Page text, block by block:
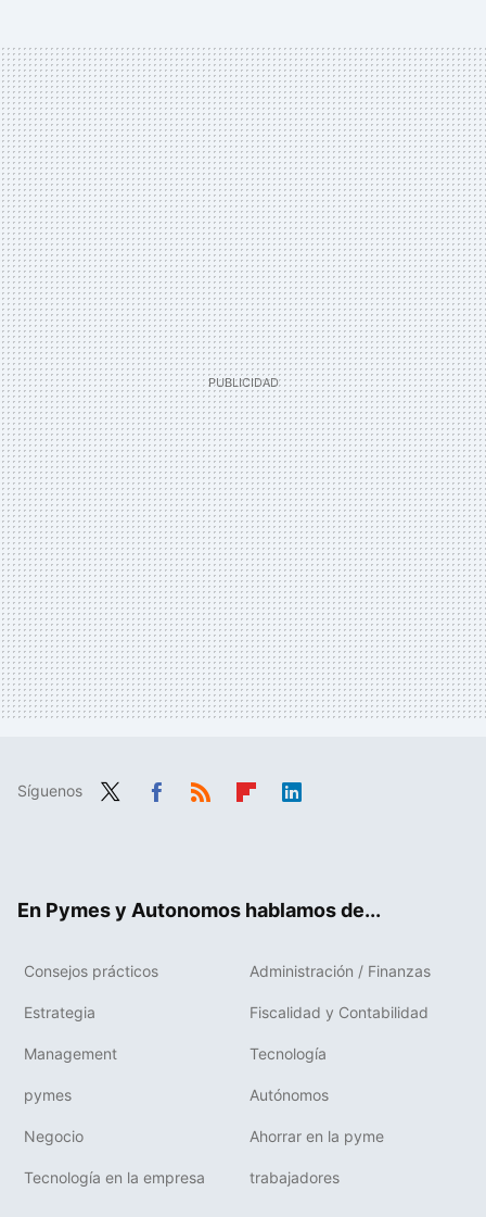
Síguenos
En Pymes y Autonomos hablamos de...
Consejos prácticos Administración / Finanzas
Estrategia Fiscalidad y Contabilidad
Management Tecnología
pymes Autónomos
Negocio Ahorrar en la pyme
Tecnología en la empresa trabajadores